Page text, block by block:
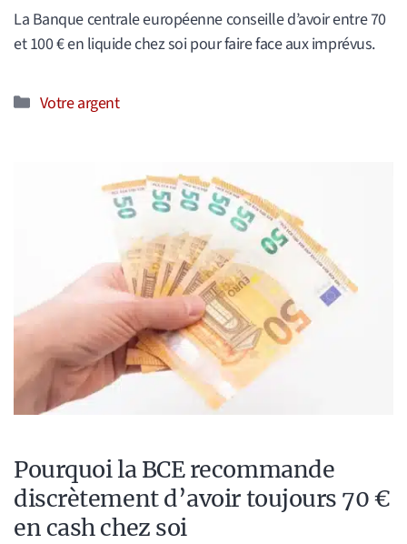
La Banque centrale européenne conseille d’avoir entre 70
et 100 € en liquide chez soi pour faire face aux imprévus.
Catégories
Votre argent
Pourquoi la BCE recommande
discrètement d’avoir toujours 70 €
en cash chez soi